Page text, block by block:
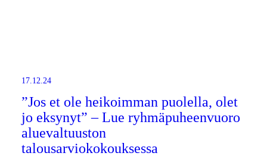
17.12.24
”Jos et ole heikoimman puolella, olet
jo eksynyt” – Lue ryhmäpuheenvuoro
aluevaltuuston
talousarviokokouksessa